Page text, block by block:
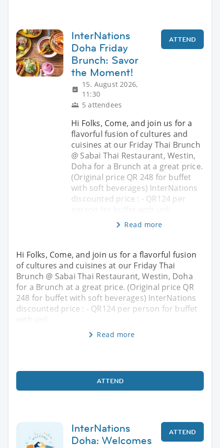
InterNations
Doha Friday
Brunch: Savor
the Moment!
15. August 2026,
11:30
5 attendees
ATTEND
Hi Folks, Come, and join us for a
flavorful fusion of cultures and
cuisines at our Friday Thai Brunch
@ Sabai Thai Restaurant, Westin,
Doha for a Brunch at a great price.
(Original price QR 248 for buffet
with soft beverages) InterNations
discounted price : - QR124 per
Read more
Hi Folks, Come, and join us for a flavorful fusion
of cultures and cuisines at our Friday Thai
Brunch @ Sabai Thai Restaurant, Westin, Doha
for a Brunch at a great price. (Original price QR
248 for buffet with soft beverages) InterNations
discounted price : - QR124 per person for buffet
Read more
ATTEND
InterNations
Doha: Welcomes
ATTEND